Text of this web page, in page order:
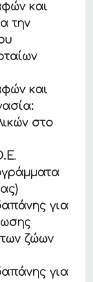
και
την
και
στο
.
για
ζώων
για